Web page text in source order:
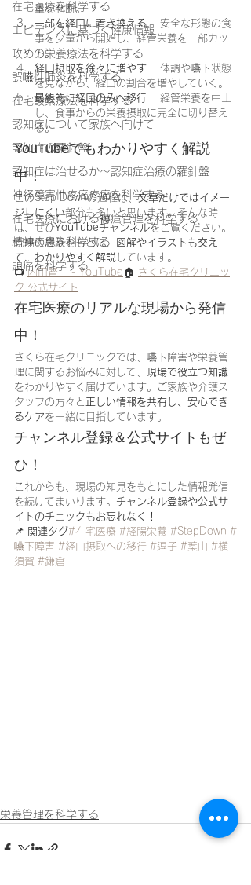
在宅医療を科学する
エビデンスに基づく健康情報
攻めの栄養療法を科学する
誤嚥性肺炎を科学する
在宅酸素療法を科学する
認知症について家族へ向けて
認知症の羅針盤
認知症は治せるか～認知症治療の羅針盤
神経障害性疼痛疼痛を科学する
在宅医療における褥瘡管理を科学する
精神疾患を科学する
頭痛を科学する
量を判断。
一部を経口に置き換える 安全な形態の食
事を少量から開始し、経管栄養を一部カッ
ト。
経口摂取を徐々に増やす 体調や嚥下状態
を見ながら、経口の割合を増やしていく。
最終的に経口のみへ移行 経管栄養を中止
し、食事からの栄養摂取に完全に切り替え
る。
YouTubeでもわかりやすく解説
中！
このStep Downの過程は、文章だけではイメー
ジしにくい部分も多いと思います。そんな時
は、ぜひYouTubeチャンネルをご覧ください。
現場の経験をもとに、
図解やイラストも交え
て、わかりやすく解説 しています。
📺 内田賢一 - YouTube 🏠 さくら在宅クリニッ
ク 公式サイト
在宅医療のリアルな現場から発信
中！
さくら在宅クリニックでは、嚥下障害や栄養管
理に関するお悩みに対して、 現場で役立つ知識
をわかりやすく届けています。ご家族や介護ス
タッフの方々と 正しい情報を共有し、安心でき
るケアを一緒に目指しています。
チャンネル登録＆公式サイトもぜ
ひ！
これからも、現場の知見をもとにした情報発信
を続けてまいります。 チャンネル登録や公式サ
イトのチェックもお忘れなく！
📌 関連タグ#在宅医療 #経腸栄養 #StepDown #
嚥下障害 #経口摂取への移行 #逗子 #葉山 #横
須賀 #鎌倉
栄養管理を科学する